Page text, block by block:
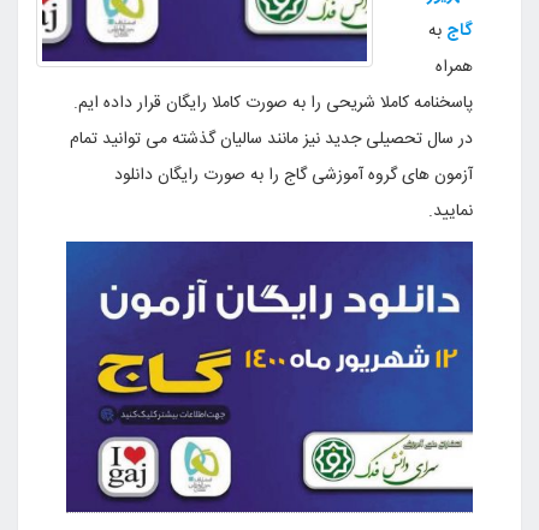
گاج به
همراه
پاسخنامه کاملا شریحی را به صورت کاملا رایگان قرار داده ایم.
در سال تحصیلی جدید نیز مانند سالیان گذشته می توانید تمام
آزمون های گروه آموزشی گاج را به صورت رایگان دانلود
نمایید.